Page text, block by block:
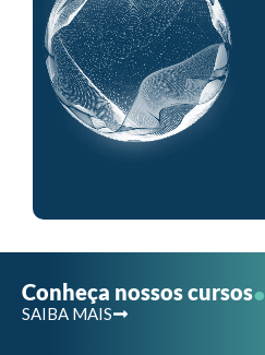
Conheça nossos cursos.
SAIBA MAIS